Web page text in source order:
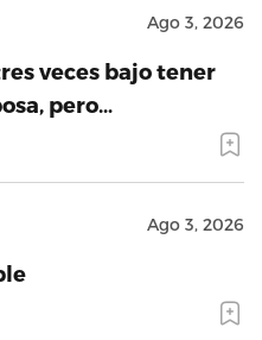
Ago 3, 2026
veces bajo tener
pero…
Ago 3, 2026